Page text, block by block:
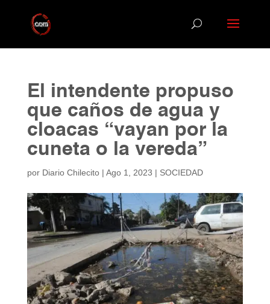
El intendente propuso
que caños de agua y
cloacas “vayan por la
cuneta o la vereda”
por Diario Chilecito| Ago 1, 2023 | SOCIEDAD